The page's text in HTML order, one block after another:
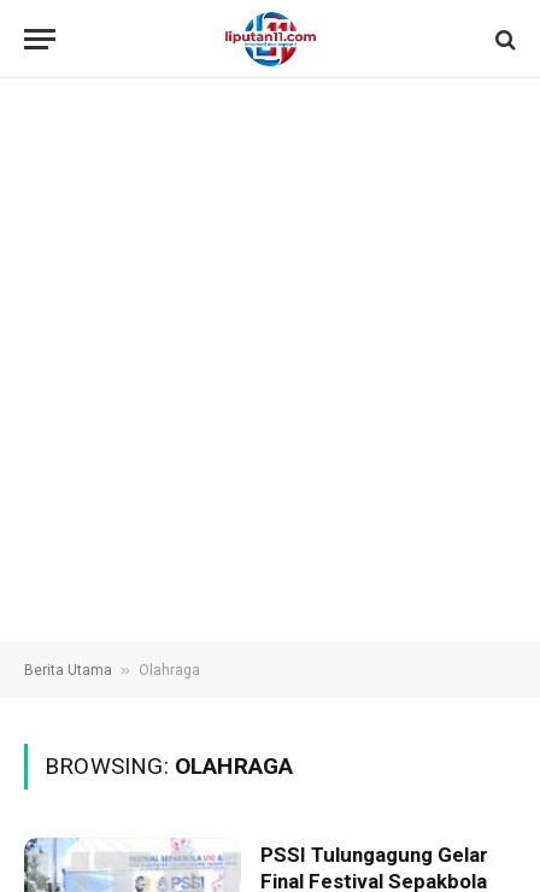
Berita Utama » Olahraga
BROWSING: OLAHRAGA
PSSI Tulungagung Gelar
Final Festival Sepakbola